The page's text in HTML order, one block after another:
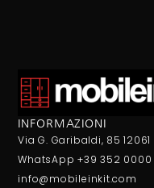
INFORMAZIONI
Via G. Garibaldi, 85
WhatsApp +39 352 0000
info@mobileinkit.com